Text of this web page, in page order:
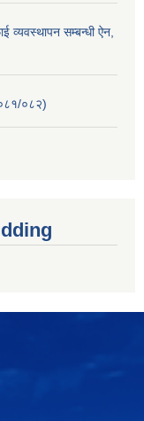
व्यवस्थापन सम्बन्धी ऐन,
०८२)